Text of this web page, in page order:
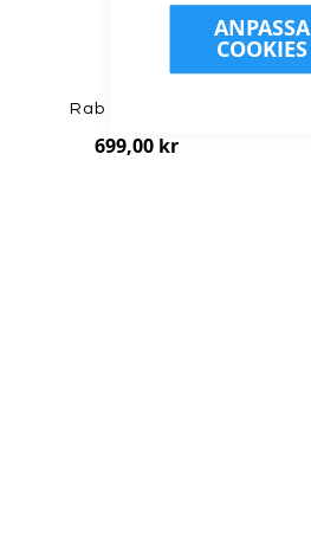
ANPASSA
COOKIES
Rab - Hot Socks
699,00 kr